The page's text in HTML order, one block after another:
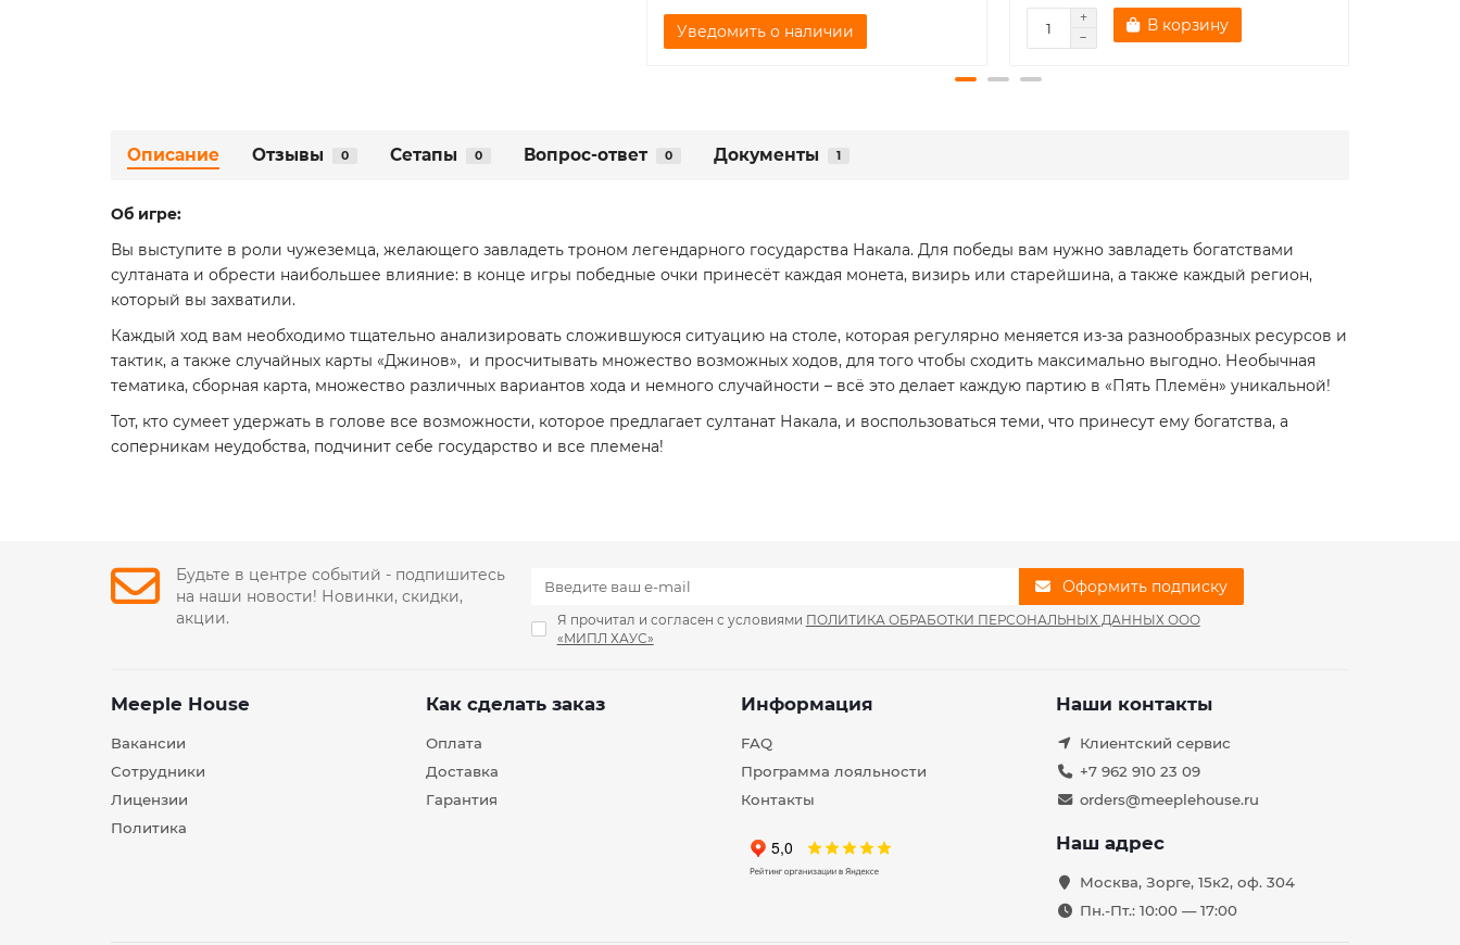
Уведомить о наличии В корзину
Описание Отзывы 0 Сетапы 0 Вопрос-ответ 0 Документы 1
Об игре:
Вы выступите в роли чужеземца, желающего завладеть троном легендарного государства Накала. Для победы вам нужно завладеть богатствами
султаната и обрести наибольшее влияние: в конце игры победные очки принесёт каждая монета, визирь или старейшина, а также каждый регион,
который вы захватили.
Каждый ход вам необходимо тщательно анализировать сложившуюся ситуацию на столе, которая регулярно меняется из-за разнообразных ресурсов и
тактик, а также случайных карты «Джинов», и просчитывать множество возможных ходов, для того чтобы сходить максимально выгодно. Необычная
тематика, сборная карта, множество различных вариантов хода и немного случайности – всё это делает каждую партию в «Пять Племён» уникальной!
Тот, кто сумеет удержать в голове все возможности, которое предлагает султанат Накала, и воспользоваться теми, что принесут ему богатства, а
соперникам неудобства, подчинит себе государство и все племена!
Будьте в центре событий - подпишитесь
на наши новости! Новинки, скидки,
акции.
Оформить подписку
Я прочитал и согласен с условиями ПОЛИТИКА ОБРАБОТКИ ПЕРСОНАЛЬНЫХ ДАННЫХ ООО
«МИПЛ ХАУС»
Meeple House
Вакансии
Сотрудники
Лицензии
Политика
Как сделать заказ
Оплата
Доставка
Гарантия
Информация
FAQ
Программа лояльности
Контакты
Наши контакты
Клиентский сервис
+7 962 910 23 09
orders@meeplehouse.ru
Наш адрес
Москва, Зорге, 15к2, оф. 304
Пн.-Пт.: 10:00 — 17:00